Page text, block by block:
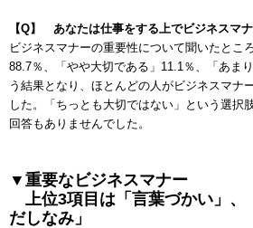
【Q】 あなたは仕事をする上でビジネスマナ
ビジネスマナーの重要性について聞いたとこ
88.7％、「やや大切である」 11.1％、「あま
う結果となり、ほとんどの人がビジネスマナ
した。「ちっとも大切ではない」という選択
回答もありませんでした。
▼重要なビジネスマナー
上位3項目は「言葉づかい」、
だしなみ」